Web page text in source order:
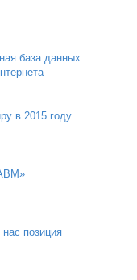
база данных
в 2015 году
позиция